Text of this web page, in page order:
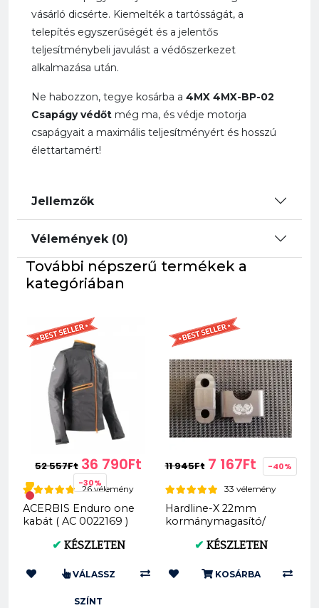
vásárló dicsérte. Kiemelték a tartósságát, a
telepítés egyszerűségét és a jelentős
teljesítménybeli javulást a védőszerkezet
alkalmazása után.
Ne habozzon, tegye kosárba a 4MX 4MX-BP-02
Csapágy védőt még ma, és védje motorja
csapágyait a maximális teljesítményért és hosszú
élettartamért!
Jellemzők
Vélemények (0)
További népszerű termékek a
kategóriában
52 557Ft 36 790Ft
-30%
26 vélemény
ACERBIS Enduro one
kabát ( AC 0022169 )
✔ KÉSZLETEN
VÁLASSZ
SZÍNT
11 945Ft 7 167Ft -40%
33 vélemény
Hardline-X 22mm
kormánymagasító/
✔ KÉSZLETEN
KOSÁRBA